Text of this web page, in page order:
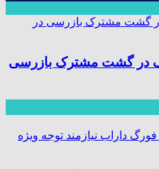
در گشت مشترک بازرسی